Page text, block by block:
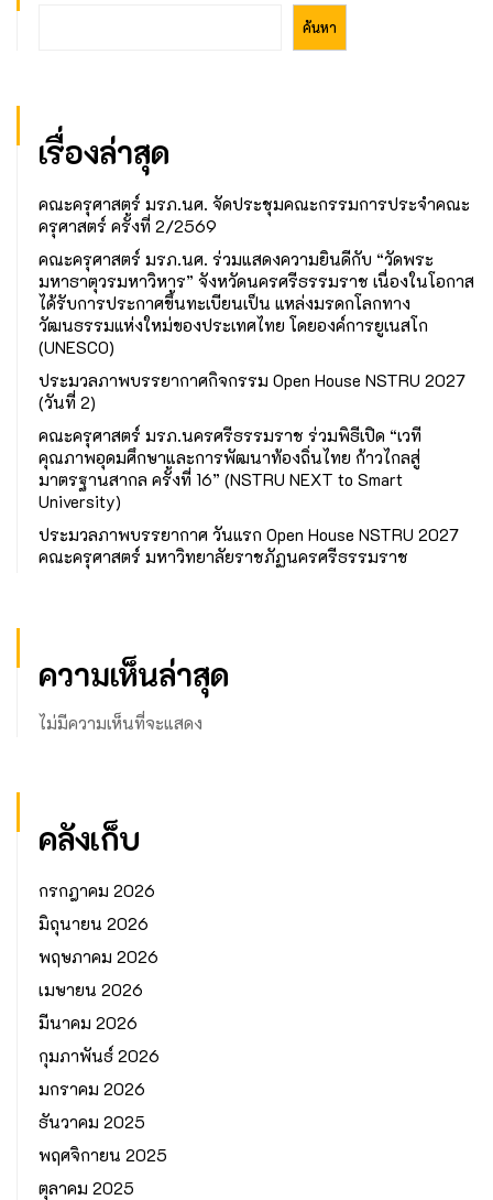
ค้นหา
เรื่องล่าสุด
คณะครุศาสตร์ มรภ.นศ. จัดประชุมคณะกรรมการประจำคณะ
ครุศาสตร์ ครั้งที่ 2/2569
คณะครุศาสตร์ มรภ.นศ. ร่วมแสดงความยินดีกับ “วัดพระ
มหาธาตุวรมหาวิหาร” จังหวัดนครศรีธรรมราช เนื่องในโอกาส
ได้รับการประกาศขึ้นทะเบียนเป็น แหล่งมรดกโลกทาง
วัฒนธรรมแห่งใหม่ของประเทศไทย โดยองค์การยูเนสโก
(UNESCO)
ประมวลภาพบรรยากาศกิจกรรม Open House NSTRU 2027
(วันที่ 2)
คณะครุศาสตร์ มรภ.นครศรีธรรมราช ร่วมพิธีเปิด “เวที
คุณภาพอุดมศึกษาและการพัฒนาท้องถิ่นไทย ก้าวไกลสู่
มาตรฐานสากล ครั้งที่ 16” (NSTRU NEXT to Smart
University)
ประมวลภาพบรรยากาศ วันแรก Open House NSTRU 2027
คณะครุศาสตร์ มหาวิทยาลัยราชภัฏนครศรีธรรมราช
ความเห็นล่าสุด
ไม่มีความเห็นที่จะแสดง
คลังเก็บ
กรกฎาคม 2026
มิถุนายน 2026
พฤษภาคม 2026
เมษายน 2026
มีนาคม 2026
กุมภาพันธ์ 2026
มกราคม 2026
ธันวาคม 2025
พฤศจิกายน 2025
ตุลาคม 2025